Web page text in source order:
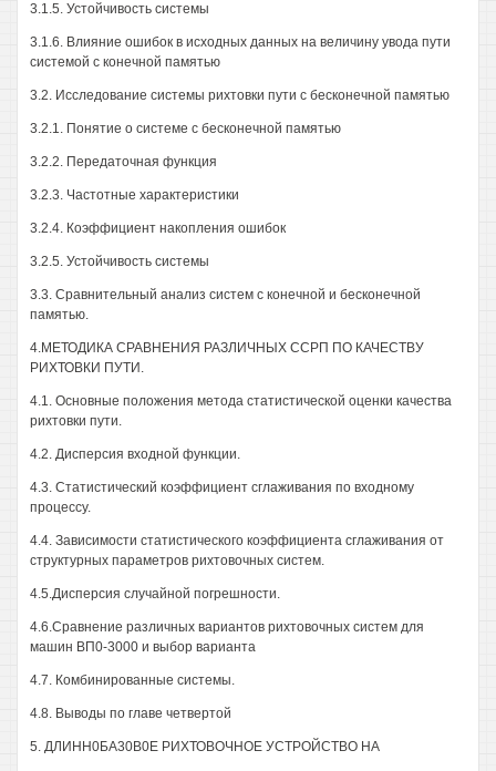
3.1.5. Устойчивость системы
3.1.6. Влияние ошибок в исходных данных на величину увода пути
системой с конечной памятью
3.2. Исследование системы рихтовки пути с бесконечной памятью
3.2.1. Понятие о системе с бесконечной памятью
3.2.2. Передаточная функция
3.2.3. Частотные характеристики
3.2.4. Коэффициент накопления ошибок
3.2.5. Устойчивость системы
3.3. Сравнительный анализ систем с конечной и бесконечной
памятью.
4.МЕТОДИКА СРАВНЕНИЯ РАЗЛИЧНЫХ ССРП ПО КАЧЕСТВУ
РИХТОВКИ ПУТИ.
4.1. Основные положения метода статистической оценки качества
рихтовки пути.
4.2. Дисперсия входной функции.
4.3. Статистический коэффициент сглаживания по входному
процессу.
4.4. Зависимости статистического коэффициента сглаживания от
структурных параметров рихтовочных систем.
4.5.Дисперсия случайной погрешности.
4.6.Сравнение различных вариантов рихтовочных систем для
машин ВП0-3000 и выбор варианта
4.7. Комбинированные системы.
4.8. Выводы по главе четвертой
5. ДЛИНН0БА30В0Е РИХТОВОЧНОЕ УСТРОЙСТВО НА